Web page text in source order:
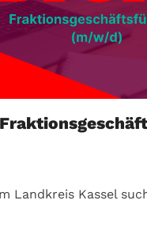
Landkreis Kassel